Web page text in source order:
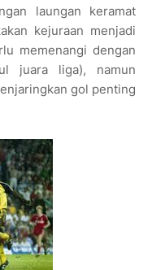
laungan keramat
kejuraan menjadi
memenangi dengan
juara liga), namun
gol penting